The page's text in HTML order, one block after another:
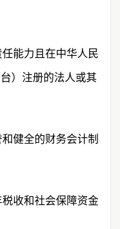
能力且在中华人民
）注册的法人或其
健全的财务会计制
收和社会保障资金